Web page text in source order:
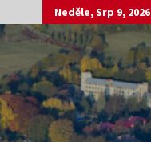
Neděle, Srp 9, 2026